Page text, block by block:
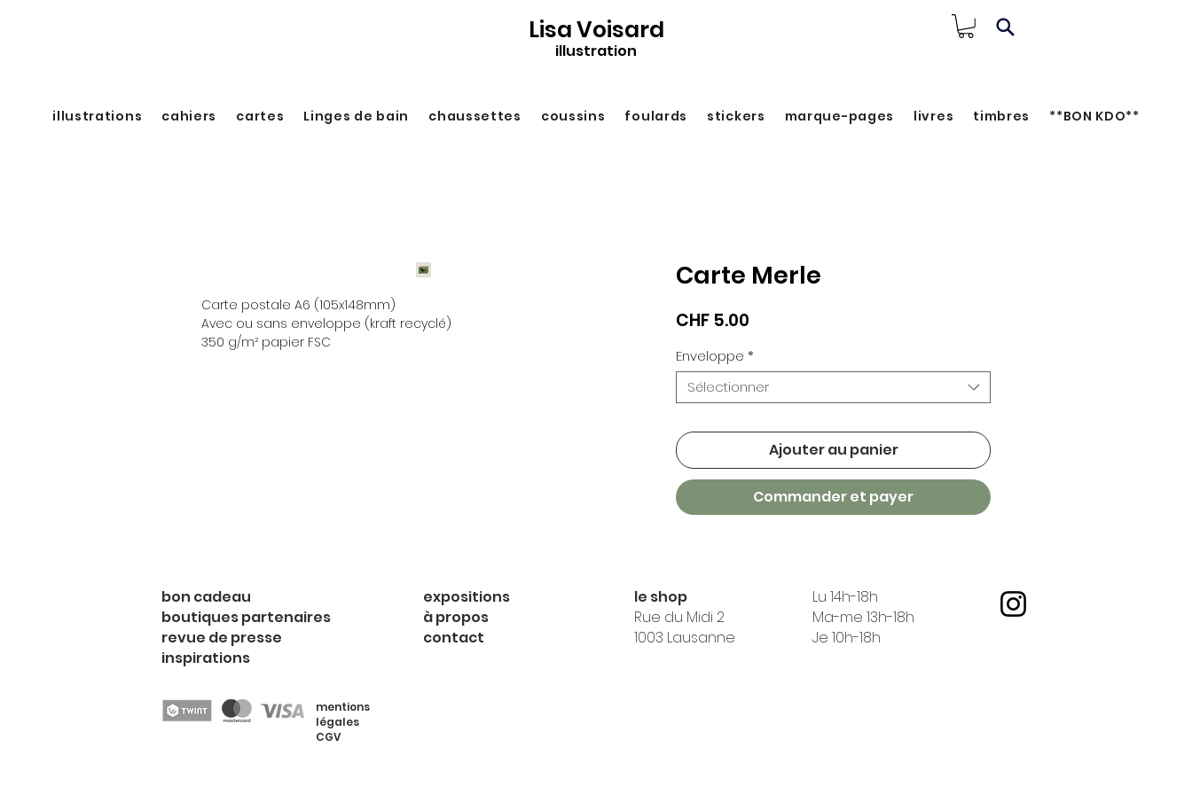
Lisa Voisard
illustration
illustrations cahiers cartes Linges de bain chaussettes coussins foulards stickers marque-pages livres timbres **BON KDO**
Carte postale A6 (105x148mm)
Avec ou sans enveloppe (kraft recyclé)
350 g/m² papier FSC
Carte Merle
CHF 5.00
Enveloppe *
Sélectionner
Ajouter au panier
Commander et payer
bon cadeau
boutiques partenaires
revue de presse
expositions
à propos
contact
inspirations
mentions
légales
CGV
le shop
Rue du Midi 2
1003 Lausanne
Lu 14h-18h
Ma-me 13h-18h
Je 10h-18h